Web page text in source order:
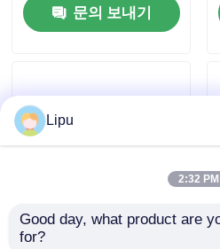
공장 여행
연락주세요
태양 피프 장착 시스템
문의 보내기
60m/S 집의 타일 지붕
Lipu
2:32 PM
Good day, what product are
for?